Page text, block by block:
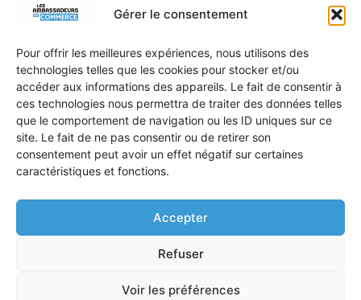
Gérer le consentement
Pour offrir les meilleures expériences, nous utilisons des
technologies telles que les cookies pour stocker et/ou
accéder aux informations des appareils. Le fait de consentir à
ces technologies nous permettra de traiter des données telles
que le comportement de navigation ou les ID uniques sur ce
site. Le fait de ne pas consentir ou de retirer son
consentement peut avoir un effet négatif sur certaines
caractéristiques et fonctions.
Accepter
Refuser
Voir les préférences
FÉCAMP
FIRFOL GAINNEVILLE
GODERVILLE
GRUCHET-LE-VALASSE
LE BRÉVEDENT
LE HAVRE
LES AUTHIEUX SUR CALONNE
LILLEBONNE
LISIEUX
LIVAROT
MANNEVILLE-LA-GOUPIL
MONTIVILLIERS
OCTEVILLE SUR MER
ORBEC
OUILLY LE VICOMTE
PONT L’ÉVÊQUE
PORT JÉRÔME SUR SEINE
SAINT PIERRE EN AUGE
SAINT ROMAIN DE COLBOSC
TROUVILLE SUR MER
VALMONT VILLERS SUR MER